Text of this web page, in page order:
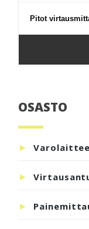
Pitot
sivupalkki
OSASTO